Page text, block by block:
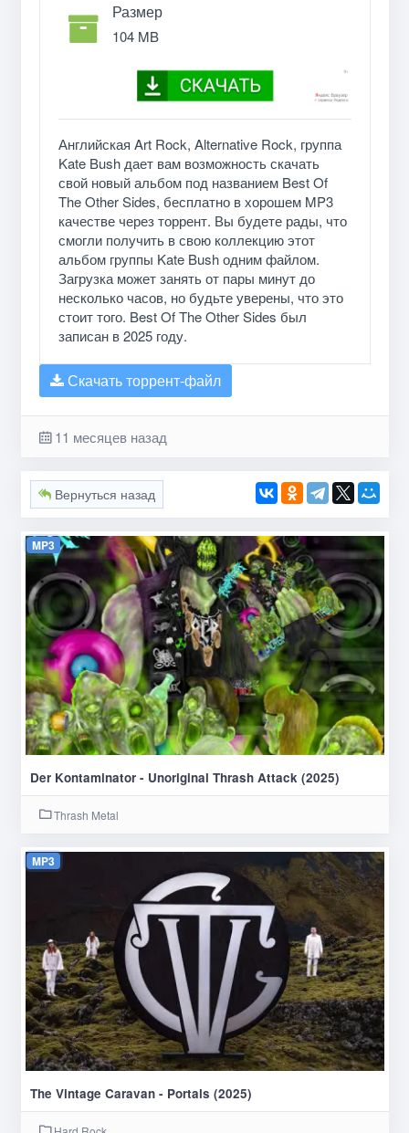
Размер
104 MB
Английская Art Rock, Alternative Rock, группа
Kate Bush дает вам возможность скачать
свой новый альбом под названием Best Of
The Other Sides, бесплатно в хорошем MP3
качестве через торрент. Вы будете рады, что
смогли получить в свою коллекцию этот
альбом группы Kate Bush одним файлом.
Загрузка может занять от пары минут до
несколько часов, но будьте уверены, что это
стоит того. Best Of The Other Sides был
записан в 2025 году.
Скачать торрент-файл
11 месяцев назад
Вернуться назад
MP3
Der Kontaminator - Unoriginal Thrash Attack (2025)
Thrash Metal
MP3
The Vintage Caravan - Portals (2025)